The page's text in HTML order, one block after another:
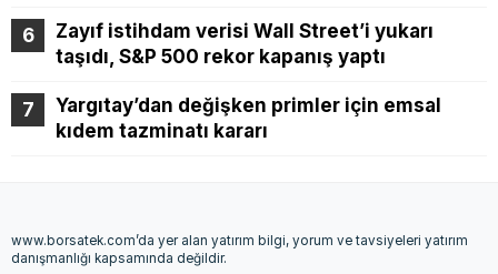
Zayıf istihdam verisi Wall Street’i yukarı
taşıdı, S&P 500 rekor kapanış yaptı
Yargıtay’dan değişken primler için emsal
kıdem tazminatı kararı
www.borsatek.com’da yer alan yatırım bilgi, yorum ve tavsiyeleri yatırım
danışmanlığı kapsamında değildir.